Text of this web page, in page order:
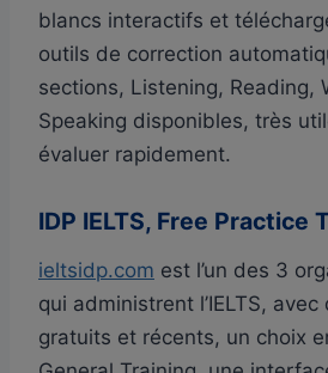
blancs interactifs et
outils de correction
sections, Listening, Reading,
Speaking disponibles, très
évaluer rapidement.
IDP IELTS, Free Practice
ieltsidp.com est l’un des 3
qui administrent l’IELTS,
gratuits et récents, un choix